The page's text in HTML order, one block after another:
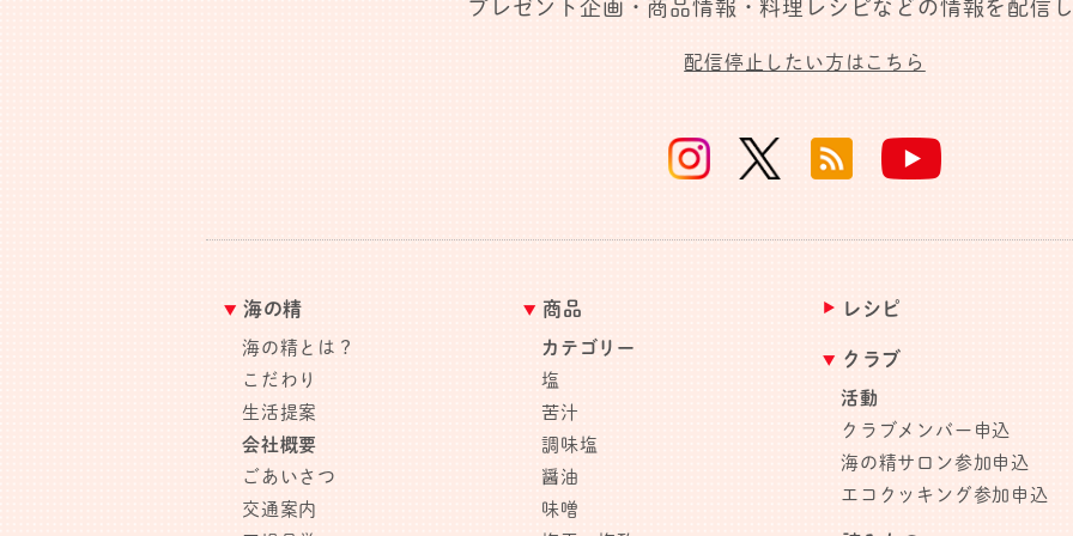
プレゼント企画・商品情報・料理レシピなどの情報を配信
配信停止したい方はこちら
海の精
海の精とは？
こだわり
生活提案
会社概要
ごあいさつ
交通案内
商品
カテゴリー
塩
苦汁
調味塩
醤油
味噌
レシピ
クラブ
活動
クラブメンバー申込
海の精サロン参加申込
エコクッキング参加申込